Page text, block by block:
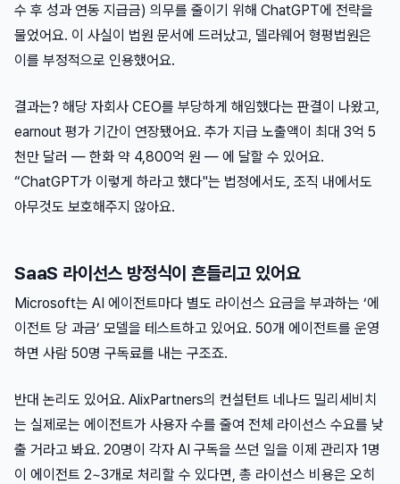
수 후 성과 연동 지급금) 의무를 줄이기 위해 ChatGPT에 전략을
물었어요. 이 사실이 법원 문서에 드러났고, 델라웨어 형평법원은
이를 부정적으로 인용했어요.
결과는? 해당 자회사 CEO를 부당하게 해임했다는 판결이 나왔고,
earnout 평가 기간이 연장됐어요. 추가 지급 노출액이 최대 3억 5
천만 달러 — 한화 약 4,800억 원 — 에 달할 수 있어요.
“ChatGPT가 이렇게 하라고 했다"는 법정에서도, 조직 내에서도
아무것도 보호해주지 않아요.
SaaS 라이선스 방정식이 흔들리고 있어요
Microsoft는 AI 에이전트마다 별도 라이선스 요금을 부과하는 ‘에
이전트 당 과금’ 모델을 테스트하고 있어요. 50개 에이전트를 운영
하면 사람 50명 구독료를 내는 구조죠.
반대 논리도 있어요. AlixPartners의 컨설턴트 네나드 밀리세비치
는 실제로는 에이전트가 사용자 수를 줄여 전체 라이선스 수요를 낮
출 거라고 봐요. 20명이 각자 AI 구독을 쓰던 일을 이제 관리자 1명
이 에이전트 2~3개로 처리할 수 있다면, 총 라이선스 비용은 오히